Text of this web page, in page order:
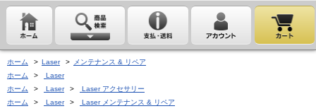
ホーム > Laser >
メンテナンス & リペア
ホーム
>
Laser
ホーム
> Laser >
Laser アクセサリー
ホーム
> Laser >
Laser メンテナンス & リペア